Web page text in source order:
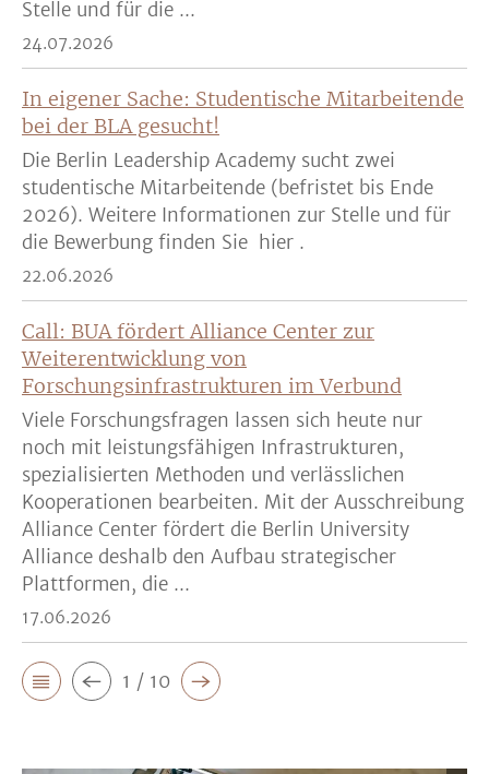
Stelle und für die ...
24.07.2026
In eigener Sache: Studentische Mitarbeitende
bei der BLA gesucht!
Die Berlin Leadership Academy sucht zwei
studentische Mitarbeitende (befristet bis Ende
2026). Weitere Informationen zur Stelle und für
die Bewerbung finden Sie hier .
22.06.2026
Call: BUA fördert Alliance Center zur
Weiterentwicklung von
Forschungsinfrastrukturen im Verbund
Viele Forschungsfragen lassen sich heute nur
noch mit leistungsfähigen Infrastrukturen,
spezialisierten Methoden und verlässlichen
Kooperationen bearbeiten. Mit der Ausschreibung
Alliance Center fördert die Berlin University
Alliance deshalb den Aufbau strategischer
Plattformen, die ...
17.06.2026
1 / 10